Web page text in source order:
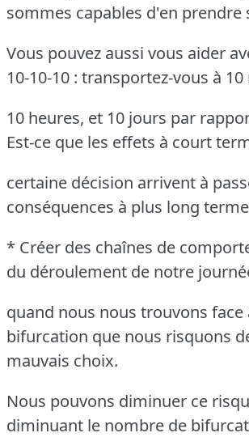
sommes capables d'en prendre
Vous pouvez aussi vous aider
10-10-10 : transportez-vous à
10 heures, et 10 jours par
Est-ce que les effets à court
certaine décision arrivent à
conséquences à plus long
* Créer des chaînes de
du déroulement de notre
quand nous nous trouvons face
bifurcation que nous risquons
mauvais choix.
Nous pouvons diminuer ce
diminuant le nombre de